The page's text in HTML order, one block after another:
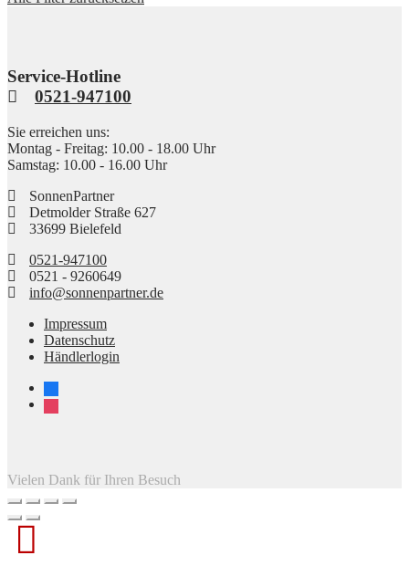
Service-Hotline
0521-947100
Sie erreichen uns:
Montag - Freitag: 10.00 - 18.00 Uhr
Samstag: 10.00 - 16.00 Uhr
SonnenPartner
Detmolder Straße 627
33699 Bielefeld
0521-947100
0521 - 9260649
info@sonnenpartner.de
Impressum
Datenschutz
Händlerlogin
facebook
instagram
Vielen Dank für Ihren Besuch